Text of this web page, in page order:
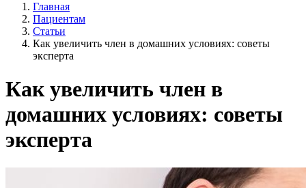
Главная
Пациентам
Статьи
Как увеличить член в домашних условиях: советы
эксперта
Как увеличить член в
домашних условиях: советы
эксперта